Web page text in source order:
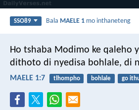
SSO89 Bala MAELE 1 mo inthaneteng
Ho tshaba Modimo ke qaleho
dithoto di nyedisa bohlale, di
MAELE 1:7 tlhompho bohlale go